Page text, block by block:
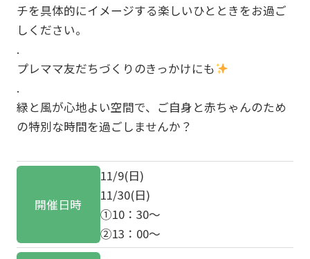
チを具体的にイメージする楽しいひとときをお過ご
しください。
.
プレママ友だちづくりのきっかけにも
.
緑と風が心地よい空間で、ご自身と赤ちゃんのため
の特別な時間を過ごしませんか？
開催日時
11/9(日)
11/30(日)
①10：30～
②13：00～